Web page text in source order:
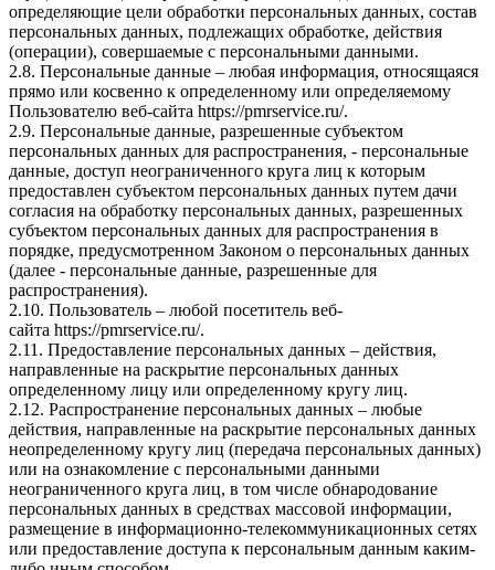
определяющие цели обработки персональных данных, состав
персональных данных, подлежащих обработке, действия
(операции), совершаемые с персональными данными.
2.8. Персональные данные – любая информация, относящаяся
прямо или косвенно к определенному или определяемому
Пользователю веб-сайта https://pmrservice.ru/.
2.9. Персональные данные, разрешенные субъектом
персональных данных для распространения, - персональные
данные, доступ неограниченного круга лиц к которым
предоставлен субъектом персональных данных путем дачи
согласия на обработку персональных данных, разрешенных
субъектом персональных данных для распространения в
порядке, предусмотренном Законом о персональных данных
(далее - персональные данные, разрешенные для
распространения).
2.10. Пользователь – любой посетитель веб-
сайта https://pmrservice.ru/.
2.11. Предоставление персональных данных – действия,
направленные на раскрытие персональных данных
определенному лицу или определенному кругу лиц.
2.12. Распространение персональных данных – любые
действия, направленные на раскрытие персональных данных
неопределенному кругу лиц (передача персональных данных)
или на ознакомление с персональными данными
неограниченного круга лиц, в том числе обнародование
персональных данных в средствах массовой информации,
размещение в информационно-телекоммуникационных сетях
или предоставление доступа к персональным данным каким-